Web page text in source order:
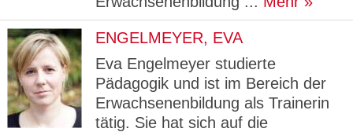
ENGELMEYER, EVA
Eva Engelmeyer studierte
Pädagogik und ist im Bereich der
Erwachsenenbildung als Trainerin
tätig. Sie hat sich auf die